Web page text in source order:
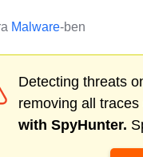
Malware-ben
Detecting threats
removing all
with SpyHunter.